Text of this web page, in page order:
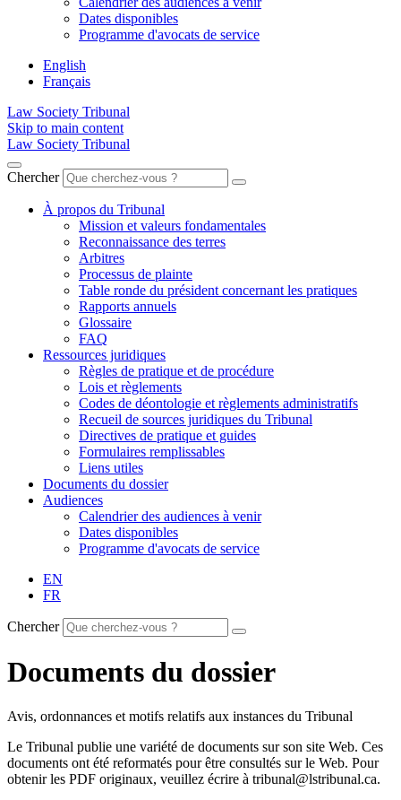
Dates disponibles
Programme d'avocats de service
English
Français
Law Society Tribunal
Skip to main content
Law Society Tribunal
Chercher
À propos du Tribunal
Mission et valeurs fondamentales
Reconnaissance des terres
Arbitres
Processus de plainte
Table ronde du président concernant les pratiques
Rapports annuels
Glossaire
FAQ
Ressources juridiques
Règles de pratique et de procédure
Lois et règlements
Codes de déontologie et règlements administratifs
Recueil de sources juridiques du Tribunal
Directives de pratique et guides
Formulaires remplissables
Liens utiles
Documents du dossier
Audiences
Calendrier des audiences à venir
Dates disponibles
Programme d'avocats de service
EN
FR
Chercher
Documents du dossier
Avis, ordonnances et motifs relatifs aux instances du Tribunal
Le Tribunal publie une variété de documents sur son site Web. Ces
documents ont été reformatés pour être consultés sur le Web. Pour
obtenir les PDF originaux, veuillez écrire à tribunal@lstribunal.ca.